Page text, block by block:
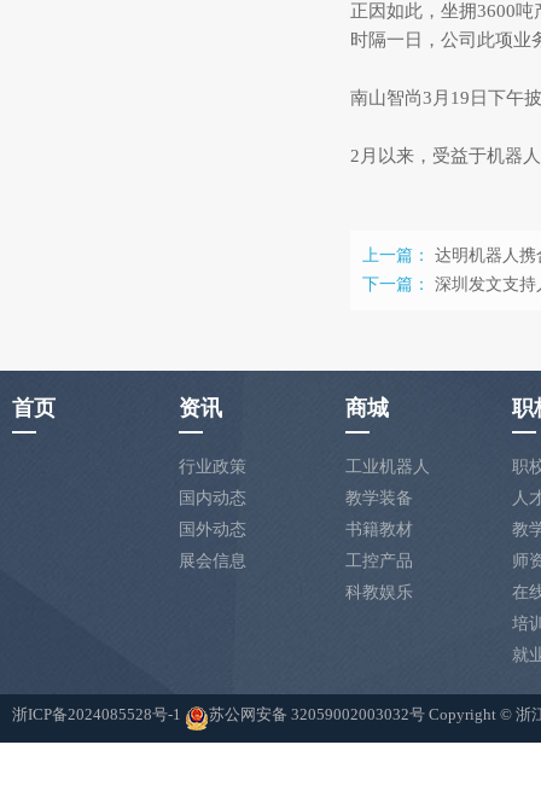
正因如此，坐拥3600
时隔一日，公司此项业
南山智尚3月19日下午
2月以来，受益于机器
上一篇：
达明机器人
下一篇：
深圳发文支
首页 资讯
行业政策
国内动态
国外动态
展会信息
商城
工业机器人
教学装备
书籍教材
工控产品
科教娱乐
职
职
人
教
师
在
培
就
浙ICP备2024085528号-1 苏公网安备 32059002003032号 Copyright ©